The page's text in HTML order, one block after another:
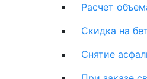
Расчет
Скидка на
Снятие